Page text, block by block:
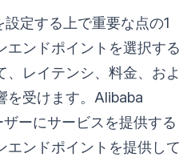
定する上で重要な点の1
エンドポイントを選択する
、レイテンシ、料金、およ
を受けます。Alibaba
ーにサービスを提供する
エンドポイントを提供して